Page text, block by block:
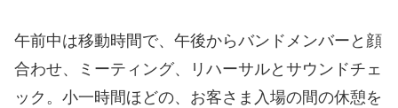
午前中は移動時間で、午後からバンドメンバーと顔
合わせ、ミーティング、リハーサルとサウンドチェ
ック。小一時間ほどの、お客さま入場の間の休憩を